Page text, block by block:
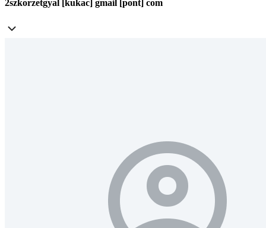
2szkorzetgyal [kukac] gmail [pont] com